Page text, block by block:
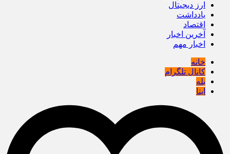
ارز دیجیتال
یادداشت
اقتصاد
آخرین اخبار
اخبار مهم
خانه
کانال تلگرام
بله
ایتا